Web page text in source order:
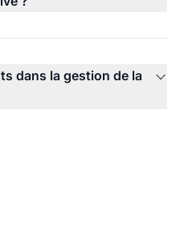
dans la gestion de la